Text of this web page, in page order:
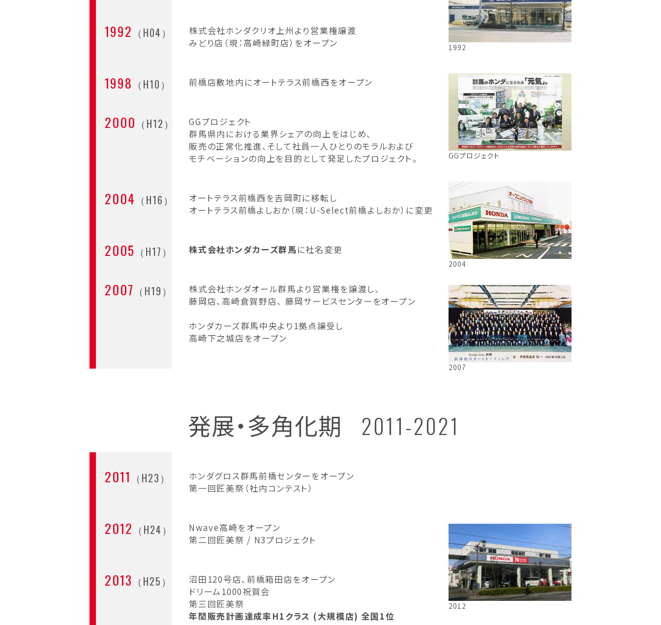
1992 （H04）
株式会社ホンダクリオ上州より営業権譲渡
みどり店（現：高崎緑町店）をオープン
1998 （H10） 前橋店敷地内にオートテラス前橋西をオープン
2000 （H12）
GGプロジェクト
群馬県内における業界シェアの向上をはじめ、
販売の正常化推進、そして社員一人ひとりのモラルおよび
モチベーションの向上を目的として発足したプロジェクト。
2004 （H16）
オートテラス前橋西を吉岡町に移転し
オートテラス前橋よしおか（現：U-Select前橋よしおか）に変更
2005 （H17） 株式会社ホンダカーズ群馬に社名変更
2007 （H19）
株式会社ホンダオール群馬より営業権を譲渡し、
藤岡店、高崎倉賀野店、 藤岡サービスセンターをオープン
ホンダカーズ群馬中央より1拠点譲受し
高崎下之城店をオープン
1992
GGプロジェクト
2004
2007
発展・多角化期 2011-2021
2011 （H23）
ホンダグロス群馬前橋センターをオープン
第一回匠美祭（社内コンテスト）
2012 （H24）
Nwave高崎をオープン
第二回匠美祭 / N3プロジェクト
2013 （H25）
沼田120号店、前橋箱田店をオープン
ドリーム1000祝賀会
第三回匠美祭
年間販売計画達成率H1クラス (大規模店) 全国1位
2012